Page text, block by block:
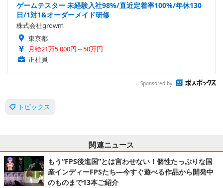
ゲームテスター 未経験入社98%/直近定着率100%/年休130
日/1対1&オーダーメイド研修
株式会社growm
東京都
月給21万5,000円～50万円
正社員
Sponsored by
トピックス
関連ニュース
もう“FPS後進国”とは言わせない！個性たっぷりな国
産インディーFPSたち―今すぐ遊べる作品から開発中
のものまで13本ご紹介